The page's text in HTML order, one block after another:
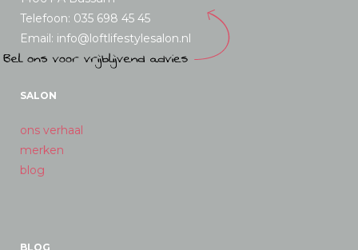
Telefoon: 035 698 45 45
Email: info@loftlifestylesalon.nl
SALON
ons verhaal
merken
blog
BLOG